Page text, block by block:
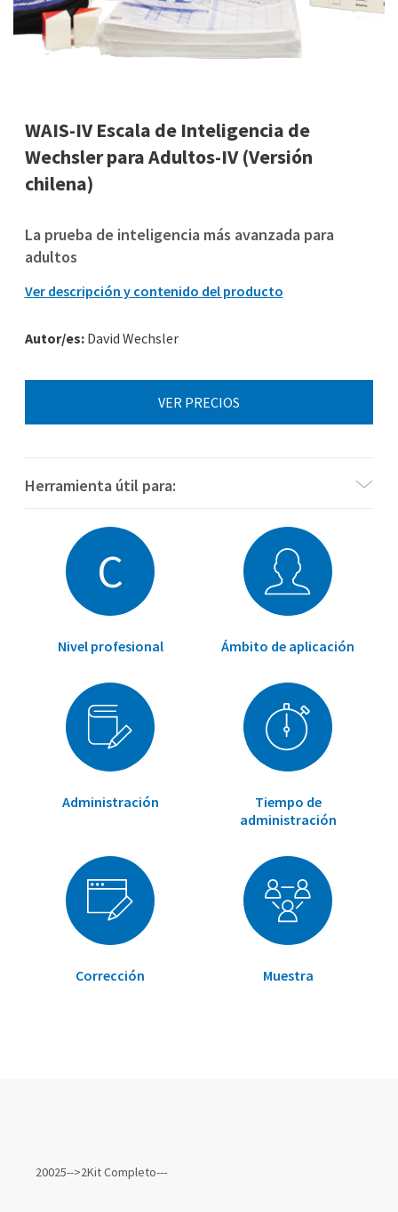
WAIS-IV Escala de Inteligencia de
Wechsler para Adultos-IV (Versión
chilena)
La prueba de inteligencia más avanzada para
adultos
Ver descripción y contenido del producto
Autor/es:David Wechsler
VER PRECIOS
Herramienta útil para:
¿Necesitas materiales para WAIS-IV (Versión española) de
Pearson Assessments?
Ver materiales WAIS-IV Versión española
C
Nivel profesional Ámbito de aplicación
Administración
Tiempo de
administración
Corrección Muestra
de20025-->2Kit Completo---